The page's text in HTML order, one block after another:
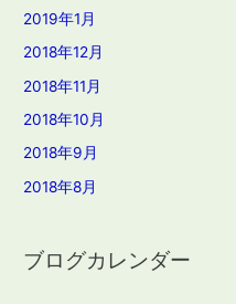
2019年1月
2018年12月
2018年11月
2018年10月
2018年9月
2018年8月
ブログカレンダー